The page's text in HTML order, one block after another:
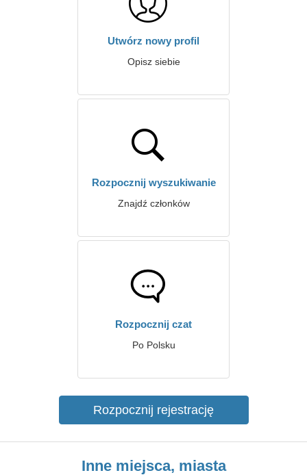
Utwórz nowy profil
Opisz siebie
Rozpocznij wyszukiwanie
Znajdź członków
Rozpocznij czat
Po Polsku
Rozpocznij rejestrację
Inne miejsca, miasta